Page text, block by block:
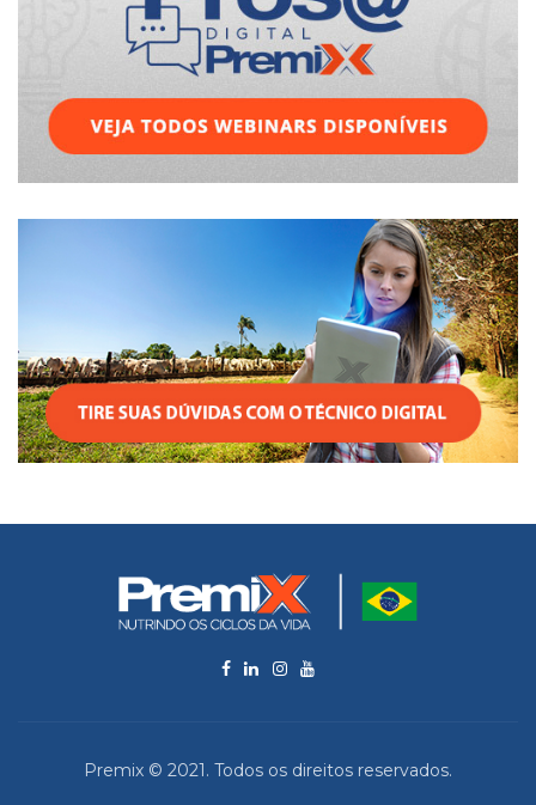
Premix © 2021. Todos os direitos reservados.